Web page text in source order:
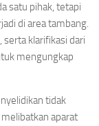
satu pihak, tetapi
di area tambang.
klarifikasi dari
mengungkap
tidak
aparat